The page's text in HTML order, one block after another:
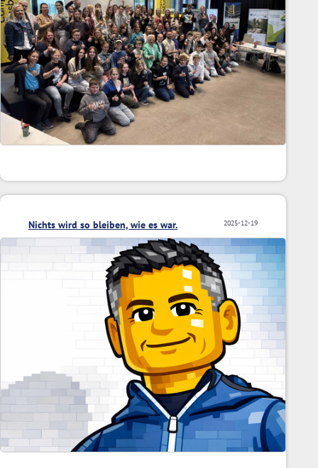
2025-12-19
Nichts wird so bleiben, wie es war.